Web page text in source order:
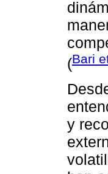
(Bari
y